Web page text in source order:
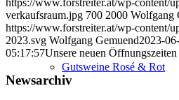
Gutsweine Rosé & Rot
verkaufsraum.jpg 700 2000 Wolfgang
https://www.forstreiter.at/wp-content/
2023.svg Wolfgang Gemuend2023-
05:17:57Unsere neuen Öffnungszeiten
Newsarchiv